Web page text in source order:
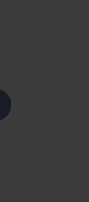
Villalba